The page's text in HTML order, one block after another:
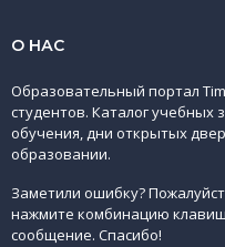
О НАС
Образовательный портал
студентов. Каталог учебных
обучения, дни открытых
образовании.
Заметили ошибку?
нажмите комбинацию клавиш
сообщение. Спасибо!